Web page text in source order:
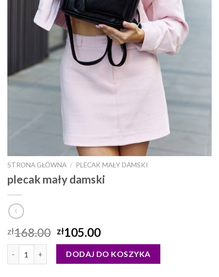
STRONA GŁÓWNA / PLECAK MAŁY DAMSKI
plecak mały damski
zł168.00 zł105.00
ilość plecak mały damskiDODAJ DO KOSZYKA